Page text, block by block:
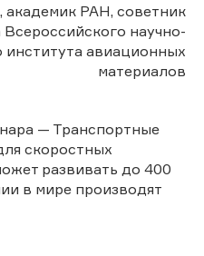
академик РАН, советник
научно-
института авиационных
материалов
— Транспортные
скоростных
развивать до 400
в мире производят